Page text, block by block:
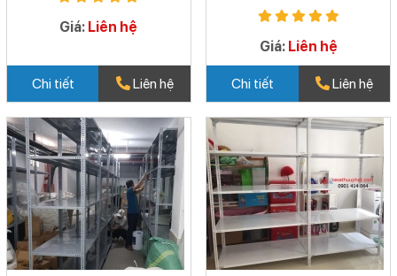
Giá: Liên hệ
Chi tiết Liên hệ
Giá: Liên hệ
Chi tiết Liên hệ